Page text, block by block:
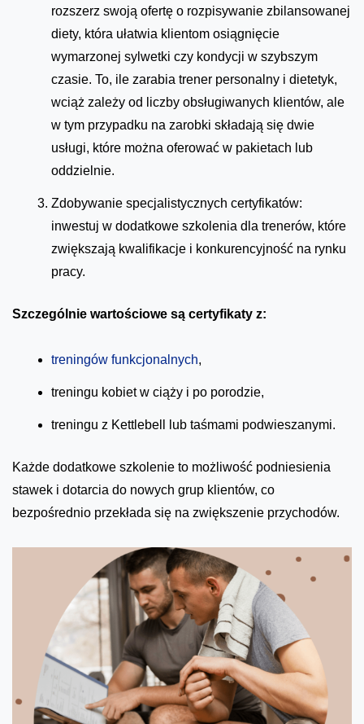
rozszerz swoją ofertę o rozpisywanie zbilansowanej
diety, która ułatwia klientom osiągnięcie
wymarzonej sylwetki czy kondycji w szybszym
czasie. To, ile zarabia trener personalny i dietetyk,
wciąż zależy od liczby obsługiwanych klientów, ale
w tym przypadku na zarobki składają się dwie
usługi, które można oferować w pakietach lub
oddzielnie.
Zdobywanie specjalistycznych certyfikatów:
inwestuj w dodatkowe szkolenia dla trenerów, które
zwiększają kwalifikacje i konkurencyjność na rynku
pracy.
Szczególnie wartościowe są certyfikaty z:
treningów funkcjonalnych,
treningu kobiet w ciąży i po porodzie,
treningu z Kettlebell lub taśmami podwieszanymi.
Każde dodatkowe szkolenie to możliwość podniesienia
stawek i dotarcia do nowych grup klientów, co
bezpośrednio przekłada się na zwiększenie przychodów.